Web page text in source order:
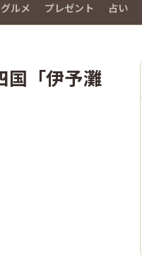
グルメ プレゼント 占い
国「伊予灘